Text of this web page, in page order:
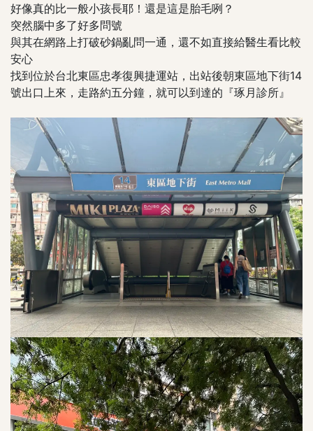
好像真的比一般小孩長耶！還是這是胎毛咧？
突然腦中多了好多問號
與其在網路上打破砂鍋亂問一通，還不如直接給醫生看比較
安心
找到位於台北東區忠孝復興捷運站，出站後朝東區地下街14
號出口上來，走路約五分鐘，就可以到達的『琢月診所』